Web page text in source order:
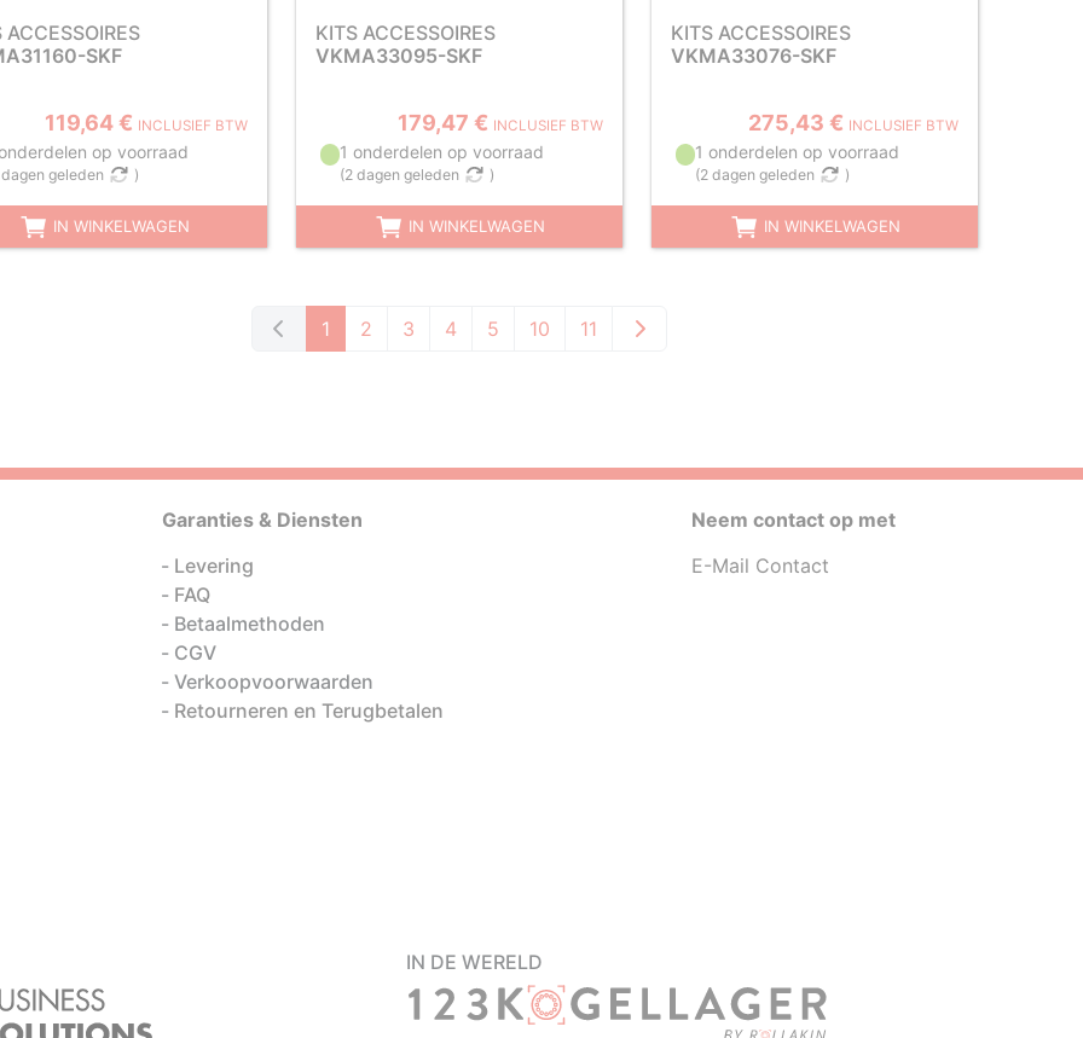
ACCESSOIRES
SKF
119,64 € INCLUSIEF BTW
op voorraad
geleden )
IN WINKELWAGEN
KITS ACCESSOIRES
VKMA33095-SKF
179,47 € INCLUSIEF BTW
1 onderdelen op voorraad
(2 dagen geleden )
IN WINKELWAGEN
KITS ACCESSOIRES
VKMA33076-SKF
275,43 € INCLUSIEF BTW
1 onderdelen op voorraad
(2 dagen geleden )
IN WINKELWAGEN
1 2 3 4 5 10 11
Garanties & Diensten
Levering
FAQ
Betaalmethoden
CGV
Verkoopvoorwaarden
Retourneren en Terugbetalen
Neem contact op met
E-Mail Contact
IN DE WERELD